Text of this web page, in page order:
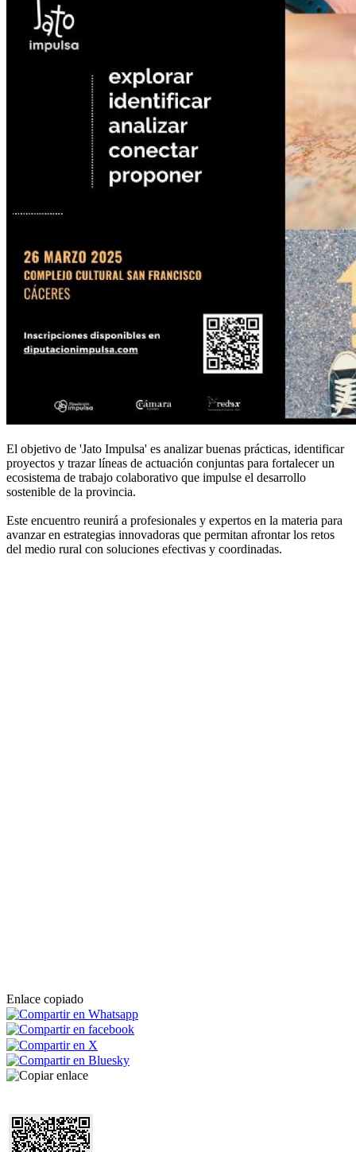
El objetivo de 'Jato Impulsa' es analizar buenas prácticas, identificar
proyectos y trazar líneas de actuación conjuntas para fortalecer un
ecosistema de trabajo colaborativo que impulse el desarrollo
sostenible de la provincia.
Este encuentro reunirá a profesionales y expertos en la materia para
avanzar en estrategias innovadoras que permitan afrontar los retos
del medio rural con soluciones efectivas y coordinadas.
Enlace copiado